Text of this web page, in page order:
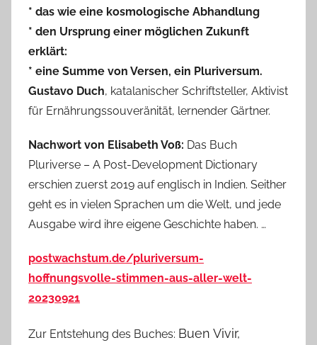
* das wie eine kosmologische Abhandlung
* den Ursprung einer möglichen Zukunft
erklärt:
* eine Summe von Versen, ein Pluriversum.
Gustavo Duch, katalanischer Schriftsteller, Aktivist
für Ernährungssouveränität, lernender Gärtner.
Nachwort von Elisabeth Voß: Das Buch
Pluriverse – A Post-Development Dictionary
erschien zuerst 2019 auf englisch in Indien. Seither
geht es in vielen Sprachen um die Welt, und jede
Ausgabe wird ihre eigene Geschichte haben. …
postwachstum.de/pluriversum-
hoffnungsvolle-stimmen-aus-aller-welt-
20230921
Zur Entstehung des Buches: Buen Vivir,